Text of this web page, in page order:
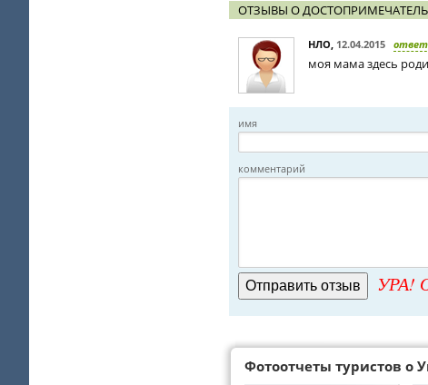
ОТЗЫВЫ О
НЛО, 12.04.2015
моя мама здесь
имя
комментарий
УРА!
Фотоотчеты туристов о